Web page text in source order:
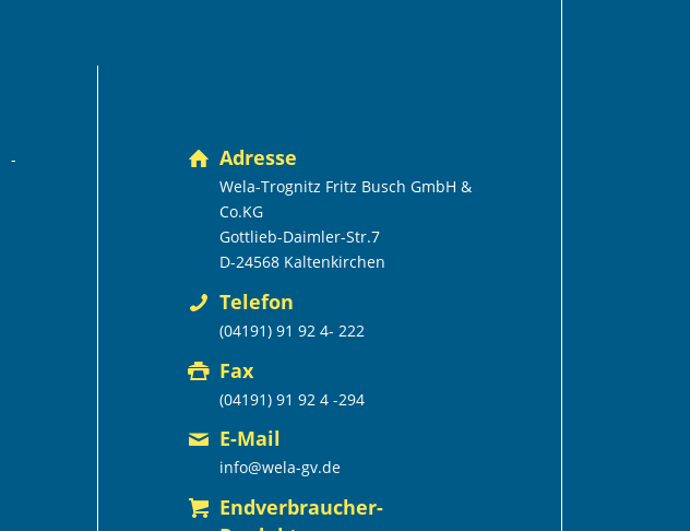
Adresse
Wela-Trognitz Fritz Busch GmbH &
Co.KG
Gottlieb-Daimler-Str.7
D-24568 Kaltenkirchen
Telefon
(04191) 91 92 4- 222
Fax
(04191) 91 92 4 -294
E-Mail
info@wela-gv.de
Endverbraucher-